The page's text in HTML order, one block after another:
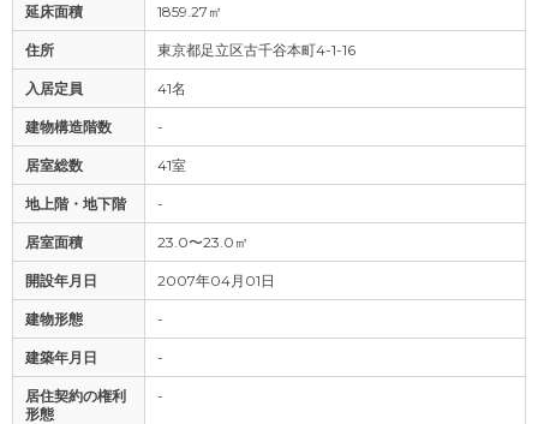
延床面積 1859.27㎡
住所 東京都足立区古千谷本町4-1-16
入居定員 41名
建物構造階数 -
居室総数 41室
地上階・地下階 -
居室面積 23.0〜23.0㎡
開設年月日 2007年04月01日
建物形態 -
建築年月日 -
居住契約の権利
形態
-